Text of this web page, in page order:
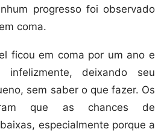
progresso foi observado
coma.
ficou em coma por um ano e
deixando seu
sem saber o que fazer. Os
que as chances de
especialmente porque a